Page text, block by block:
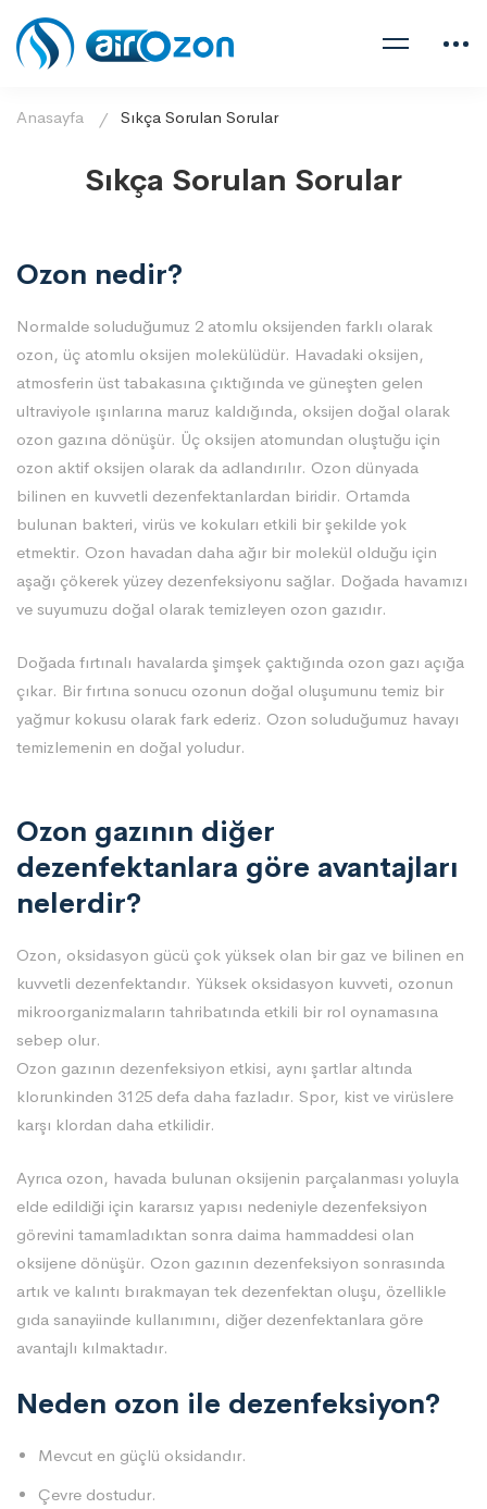
Sıkça Sorulan Sorular
Anasayfa Sıkça Sorulan Sorular
Ozon nedir?
Normalde soluduğumuz 2 atomlu oksijenden farklı olarak
ozon, üç atomlu oksijen molekülüdür. Havadaki oksijen,
atmosferin üst tabakasına çıktığında ve güneşten gelen
ultraviyole ışınlarına maruz kaldığında, oksijen doğal olarak
ozon gazına dönüşür. Üç oksijen atomundan oluştuğu için
ozon aktif oksijen olarak da adlandırılır. Ozon dünyada
bilinen en kuvvetli dezenfektanlardan biridir. Ortamda
bulunan bakteri, virüs ve kokuları etkili bir şekilde yok
etmektir. Ozon havadan daha ağır bir molekül olduğu için
aşağı çökerek yüzey dezenfeksiyonu sağlar. Doğada havamızı
ve suyumuzu doğal olarak temizleyen ozon gazıdır.
Doğada fırtınalı havalarda şimşek çaktığında ozon gazı açığa
çıkar. Bir fırtına sonucu ozonun doğal oluşumunu temiz bir
yağmur kokusu olarak fark ederiz. Ozon soluduğumuz havayı
temizlemenin en doğal yoludur.
Ozon gazının diğer
dezenfektanlara göre avantajları
nelerdir?
Ozon, oksidasyon gücü çok yüksek olan bir gaz ve bilinen en
kuvvetli dezenfektandır. Yüksek oksidasyon kuvveti, ozonun
mikroorganizmaların tahribatında etkili bir rol oynamasına
sebep olur.
Ozon gazının dezenfeksiyon etkisi, aynı şartlar altında
klorunkinden 3125 defa daha fazladır. Spor, kist ve virüslere
karşı klordan daha etkilidir.
Ayrıca ozon, havada bulunan oksijenin parçalanması yoluyla
elde edildiği için kararsız yapısı nedeniyle dezenfeksiyon
görevini tamamladıktan sonra daima hammaddesi olan
oksijene dönüşür. Ozon gazının dezenfeksiyon sonrasında
artık ve kalıntı bırakmayan tek dezenfektan oluşu, özellikle
gıda sanayiinde kullanımını, diğer dezenfektanlara göre
avantajlı kılmaktadır.
Neden ozon ile dezenfeksiyon?
Mevcut en güçlü oksidandır.
Çevre dostudur.